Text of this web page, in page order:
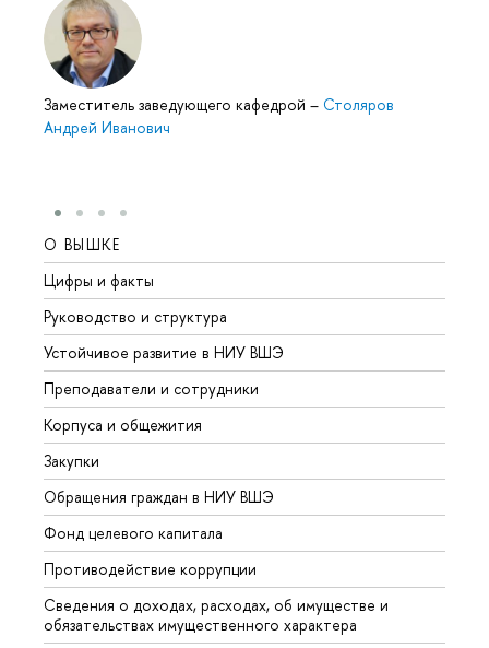
Заместитель заведующего кафедрой – Столяров
Андрей Иванович
О ВЫШКЕ
Цифры и факты
Руководство и структура
Устойчивое развитие в НИУ ВШЭ
Преподаватели и сотрудники
Корпуса и общежития
Закупки
Обращения граждан в НИУ ВШЭ
Фонд целевого капитала
Противодействие коррупции
Сведения о доходах, расходах, об имуществе и
обязательствах имущественного характера